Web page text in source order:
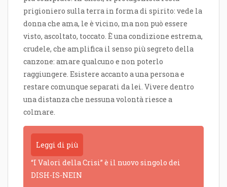
prigioniero sulla terra in forma di spirito: vede la
donna che ama, le è vicino, ma non può essere
visto, ascoltato, toccato. È una condizione estrema,
crudele, che amplifica il senso più segreto della
canzone: amare qualcuno e non poterlo
raggiungere. Esistere accanto a una persona e
restare comunque separati da lei. Vivere dentro
una distanza che nessuna volontà riesce a
colmare.
Leggi di più
“I Valori della Crisi” è il nuovo singolo dei
DISH-IS-NEIN